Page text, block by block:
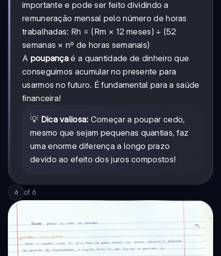
importante e pode ser feito dividindo a
remuneração mensal pelo número de horas
trabalhadas: Rh = (Rm × 12 meses) ÷ (52
semanas × nº de horas semanais)
A poupança é a quantidade de dinheiro que
conseguimos acumular no presente para
usarmos no futuro. É fundamental para a saúde
financeira!
💡 Dica valiosa: Começar a poupar cedo,
mesmo que sejam pequenas quantias, faz
uma enorme diferença a longo prazo
devido ao efeito dos juros compostos!
6 of 6